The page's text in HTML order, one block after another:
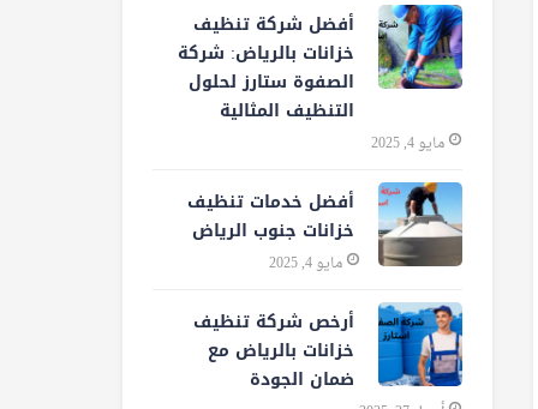
أفضل شركة تنظيف
خزانات بالرياض: شركة
الصفوة ستارز لحلول
التنظيف المثالية
مايو 4, 2025
أفضل خدمات تنظيف
خزانات جنوب الرياض
مايو 4, 2025
أرخص شركة تنظيف
خزانات بالرياض مع
ضمان الجودة